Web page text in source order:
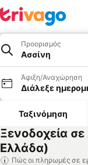
Προορισμός
Ασσίνη
Άφιξη/Αναχώρηση
Διάλεξε
Ταξινόμηση
Ξενοδοχεία
Ελλάδα)
Πώς οι πληρωμές σε